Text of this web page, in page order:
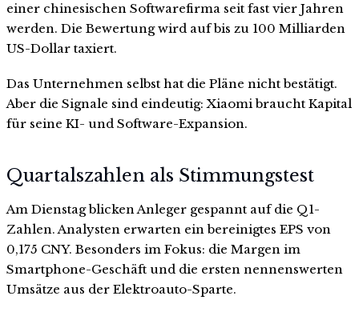
einer chinesischen Softwarefirma seit fast vier Jahren
werden. Die Bewertung wird auf bis zu 100 Milliarden
US-Dollar taxiert.
Das Unternehmen selbst hat die Pläne nicht bestätigt.
Aber die Signale sind eindeutig: Xiaomi braucht Kapital
für seine KI- und Software-Expansion.
Quartalszahlen als Stimmungstest
Am Dienstag blicken Anleger gespannt auf die Q1-
Zahlen. Analysten erwarten ein bereinigtes EPS von
0,175 CNY. Besonders im Fokus: die Margen im
Smartphone-Geschäft und die ersten nennenswerten
Umsätze aus der Elektroauto-Sparte.